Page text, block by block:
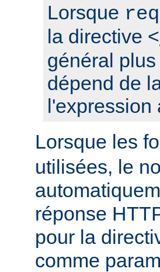
Lorsque
la directive <
général
dépend de
l'expression
Lorsque les
utilisées, le
réponse
pour la
comme